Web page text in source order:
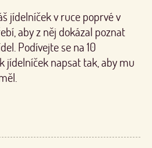
jídelníček v ruce poprvé v
aby z něj dokázal poznat
Podívejte se na 10
jídelníček napsat tak, aby mu